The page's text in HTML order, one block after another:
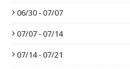
06/30 - 07/07
07/07 - 07/14
07/14 - 07/21